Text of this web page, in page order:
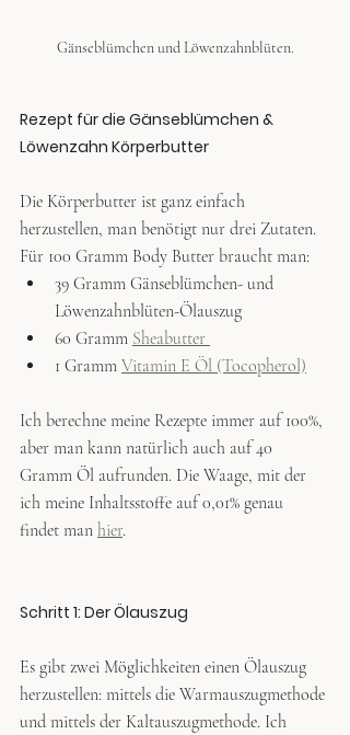
Gänseblümchen und Löwenzahnblüten.
Rezept für die Gänseblümchen &
Löwenzahn Körperbutter
Die Körperbutter ist ganz einfach
herzustellen, man benötigt nur drei Zutaten.
Für 100 Gramm Body Butter braucht man:
39 Gramm Gänseblümchen- und
Löwenzahnblüten-Ölauszug
60 Gramm Sheabutter
1 Gramm Vitamin E Öl (Tocopherol)
Ich berechne meine Rezepte immer auf 100%,
aber man kann natürlich auch auf 40
Gramm Öl aufrunden. Die Waage, mit der
ich meine Inhaltsstoffe auf 0,01% genau
findet man hier.
Schritt 1: Der Ölauszug
Es gibt zwei Möglichkeiten einen Ölauszug
herzustellen: mittels die Warmauszugmethode
und mittels der Kaltauszugmethode. Ich